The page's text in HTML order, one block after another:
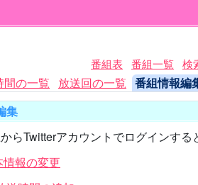
番組表 番組一覧 検
間の一覧 放送回の一覧 番組情報編
集
らTwitterアカウントでログインす
報の変更